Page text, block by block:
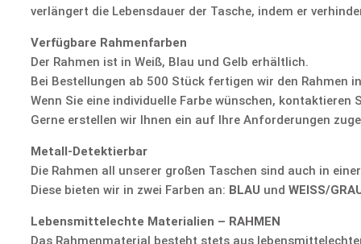
verlängert die Lebensdauer der Tasche, indem er
Verfügbare Rahmenfarben
Der Rahmen ist in Weiß, Blau und Gelb erhältlich.
Bei Bestellungen ab 500 Stück fertigen wir den Rahmen
Wenn Sie eine individuelle Farbe wünschen, kontaktieren
Gerne erstellen wir Ihnen ein auf Ihre Anforderungen
Metall-Detektierbar
Die Rahmen all unserer großen Taschen sind auch in
Diese bieten wir in zwei Farben an: BLAU und WEISS/
Lebensmittelechte Materialien – RAHMEN
Das Rahmenmaterial besteht stets aus